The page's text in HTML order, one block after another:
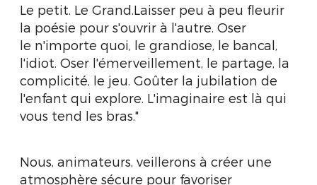
Le petit. Le Grand.Laisser peu à peu fleurir
la poésie pour s'ouvrir à l'autre. Oser
le n'importe quoi, le grandiose, le bancal,
l'idiot. Oser l'émerveillement, le partage, la
complicité, le jeu. Goûter la jubilation de
l'enfant qui explore. L'imaginaire est là qui
vous tend les bras."
Nous, animateurs, veillerons à créer une
atmosphère sécure pour favoriser